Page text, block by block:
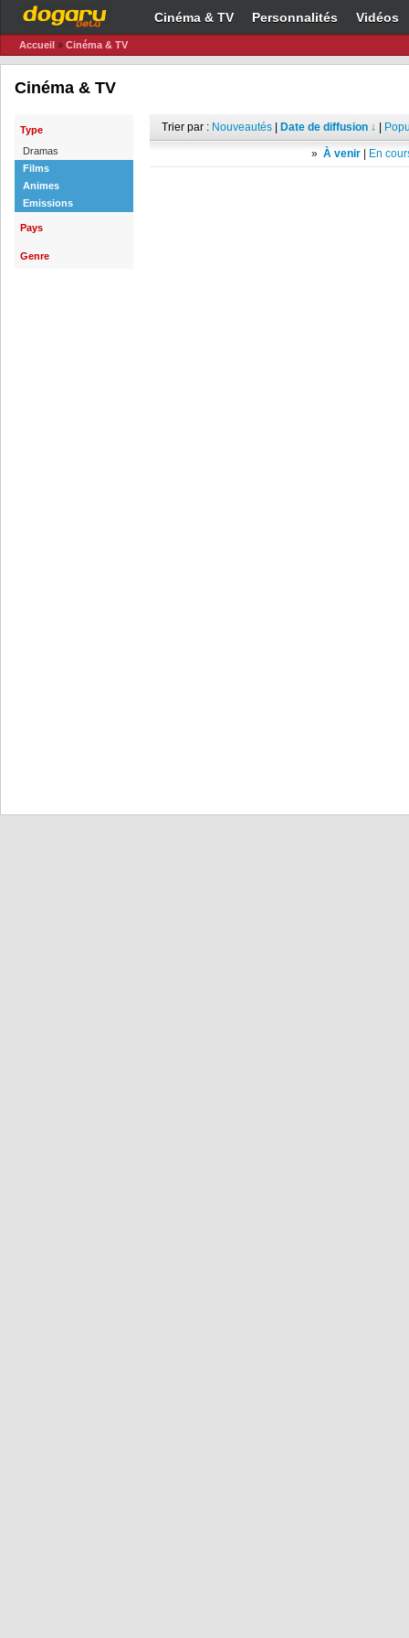
Cinéma & TV Personnalités Vidéos
Accueil » Cinéma & TV
Cinéma & TV
Type
Dramas
Films
Animes
Emissions
Pays
Genre
Trier par : Nouveautés Date de diffusion ↓
» À venir En